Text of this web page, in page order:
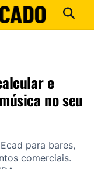
e
no seu
para bares,
comerciais.